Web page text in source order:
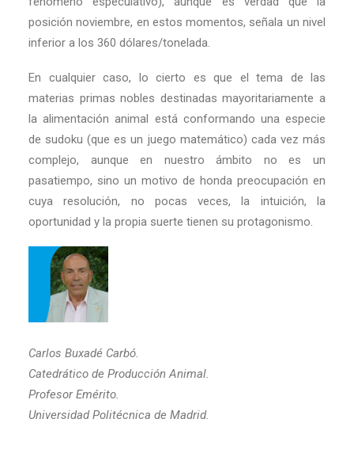
posición noviembre, en estos momentos, señala un nivel
inferior a los 360 dólares/tonelada.
En cualquier caso, lo cierto es que el tema de las
materias primas nobles destinadas mayoritariamente a
la alimentación animal está conformando una especie
de sudoku (que es un juego matemático) cada vez más
complejo, aunque en nuestro ámbito no es un
pasatiempo, sino un motivo de honda preocupación en
cuya resolución, no pocas veces, la intuición, la
oportunidad y la propia suerte tienen su protagonismo.
Carlos Buxadé Carbó.
Catedrático de Producción Animal.
Profesor Emérito.
Universidad Politécnica de Madrid.